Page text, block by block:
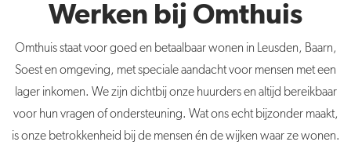
Werken bij Omthuis
Omthuis staat voor goed en betaalbaar wonen in Leusden, Baarn,
Soest en omgeving, met speciale aandacht voor mensen met een
lager inkomen. We zijn dichtbij onze huurders en altijd bereikbaar
voor hun vragen of ondersteuning. Wat ons echt bijzonder maakt,
is onze betrokkenheid bij de mensen én de wijken waar ze wonen.